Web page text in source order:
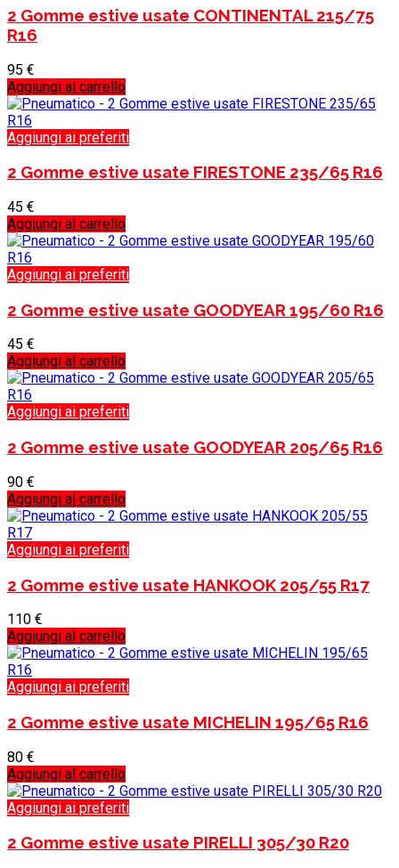
2 Gomme estive usate CONTINENTAL 215/75
R16
95 €
Aggiungi al carrello
Aggiungi ai preferiti
2 Gomme estive usate FIRESTONE 235/65 R16
45 €
Aggiungi al carrello
Aggiungi ai preferiti
2 Gomme estive usate GOODYEAR 195/60 R16
45 €
Aggiungi al carrello
Aggiungi ai preferiti
2 Gomme estive usate GOODYEAR 205/65 R16
90 €
Aggiungi al carrello
Aggiungi ai preferiti
2 Gomme estive usate HANKOOK 205/55 R17
110 €
Aggiungi al carrello
Aggiungi ai preferiti
2 Gomme estive usate MICHELIN 195/65 R16
80 €
Aggiungi al carrello
Aggiungi ai preferiti
2 Gomme estive usate PIRELLI 305/30 R20